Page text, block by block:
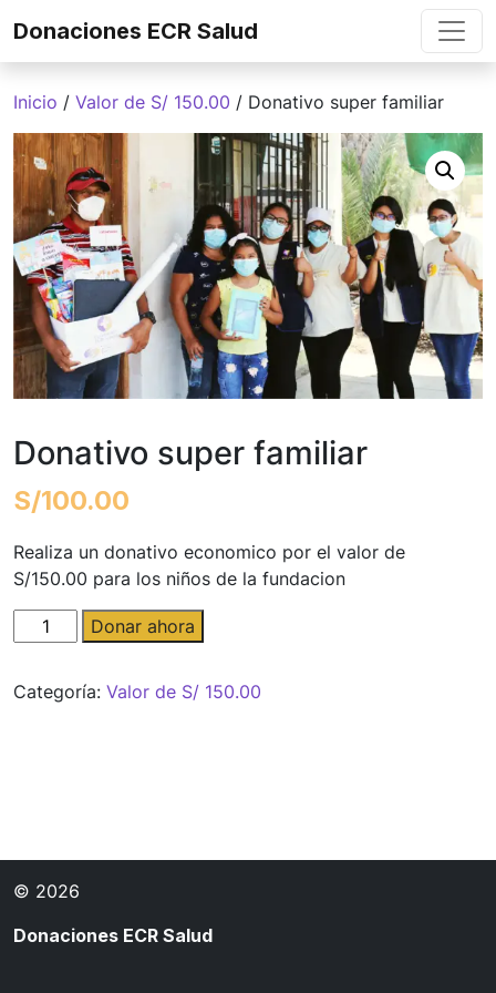
Donaciones ECR Salud
Inicio / Valor de S/ 150.00 / Donativo super familiar
Donativo super familiar
S/100.00
Realiza un donativo economico por el valor de
S/150.00 para los niños de la fundacion
Donativo
super
cantidad
Donar ahora
Categoría: Valor de S/ 150.00
© 2026
Donaciones ECR Salud